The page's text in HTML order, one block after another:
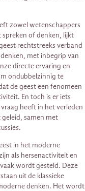
zowel wetenschappers
spreken of denken, lijkt
rechtstreeks verband
met inbegrip van
directe ervaring en
ondubbelzinnig te
de geest een fenomeen
En toch is er iets
vraag heeft in het verleden
samen met
in het moderne
als hersenactiviteit en
wordt gesteld. Deze
​​uit de klassieke
denken. Het wordt